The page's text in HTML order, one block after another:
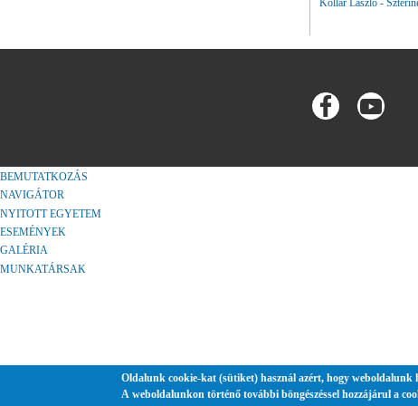
BEMUTATKOZÁS
NAVIGÁTOR
NYITOTT EGYETEM
ESEMÉNYEK
GALÉRIA
MUNKATÁRSAK
Oldalunk cookie-kat (sütiket) használ azért, hogy
A weboldalunkon történő további böngészéssel hozzájárul a